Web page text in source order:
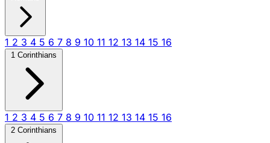
1 2 3 4 5 6 7 8 9 10 11 12 13 14 15 16
1 Corinthians
1 2 3 4 5 6 7 8 9 10 11 12 13 14 15 16
2 Corinthians